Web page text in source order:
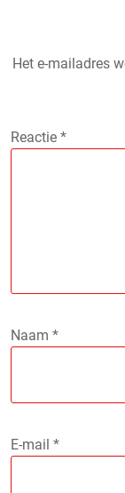
Het e-mailadres
Reactie *
Naam *
E-mail *